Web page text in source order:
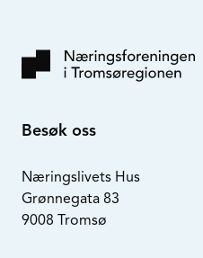
Besøk oss
Næringslivets Hus
Grønnegata 83
9008 Tromsø